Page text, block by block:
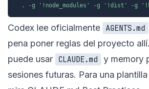
.
-g '!node_modules' -g '!dist' -g
Codex lee oficialmente AGENTS.md
pena poner reglas del proyecto
puede usar CLAUDE.md
y memory
sesiones futuras. Para una